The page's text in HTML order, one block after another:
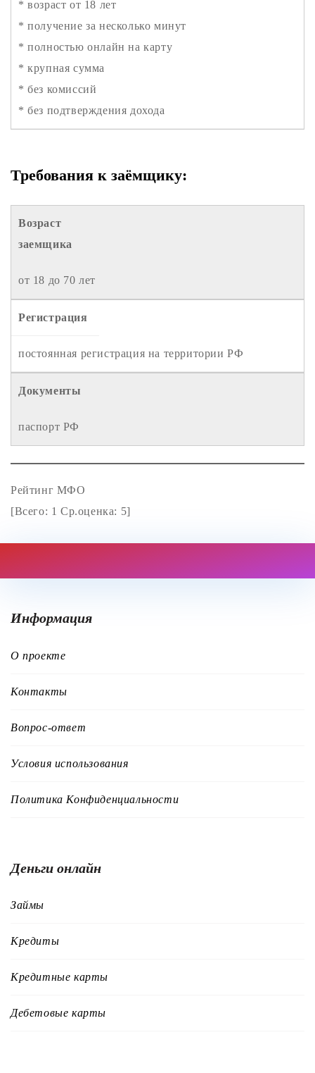
* возраст от 18 лет
* получение за несколько минут
* полностью онлайн на карту
* крупная сумма
* без комиссий
* без подтверждения дохода
Требования к заёмщику:
Возраст
заемщика
от 18 до 70 лет
Регистрация
постоянная регистрация на территории РФ
Документы
паспорт РФ
Рейтинг МФО
[Всего: 1 Ср.оценка: 5]
Информация
О проекте
Контакты
Вопрос-ответ
Условия использования
Политика Конфиденциальности
Деньги онлайн
Займы
Кредиты
Кредитные карты
Дебетовые карты